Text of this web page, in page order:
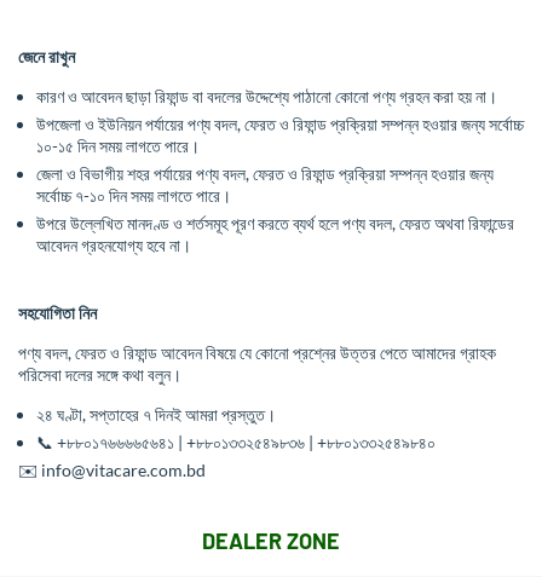
জেনে রাখুন
কারণ ও আবেদন ছাড়া রিফান্ড বা বদলের উদ্দেশ্যে পাঠানো কোনো পণ্য গ্রহন করা হয় না।
উপজেলা ও ইউনিয়ন পর্যায়ের পণ্য বদল, ফেরত ও রিফান্ড প্রক্রিয়া সম্পন্ন হওয়ার জন্য সর্বোচ্চ
১০-১৫ দিন সময় লাগতে পারে।
জেলা ও বিভাগীয় শহর পর্যায়ের পণ্য বদল, ফেরত ও রিফান্ড প্রক্রিয়া সম্পন্ন হওয়ার জন্য
সর্বোচ্চ ৭-১০ দিন সময় লাগতে পারে।
উপরে উল্লেখিত মানদণ্ড ও শর্তসমূহ পূরণ করতে ব্যর্থ হলে পণ্য বদল, ফেরত অথবা রিফান্ডের
আবেদন গ্রহনযোগ্য হবে না।
সহযোগিতানিন
পণ্য বদল, ফেরত ও রিফান্ড আবেদন বিষয়ে যে কোনো প্রশ্নের উত্তর পেতে আমাদের গ্রাহক
পরিসেবা দলের সঙ্গে কথা বলুন।
২৪ ঘণ্টা, সপ্তাহের ৭ দিনই আমরা প্রস্তুত।
📞 +৮৮০১৭৬৬৬৬৫৬৪১ | +৮৮০১৩৩২৫৪৯৮৩৬ | +৮৮০১৩৩২৫৪৯৮৪০
✉️ info@vitacare.com.bd
DEALER ZONE